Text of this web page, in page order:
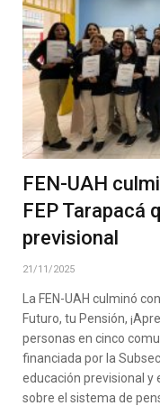
FEN-UAH
FEP Tarapacá
previsional
21/11/2025
La FEN-UAH culminó
Futuro, tu Pensión,
personas en cinco
financiada por la
educación previsional y
sobre el sistema de